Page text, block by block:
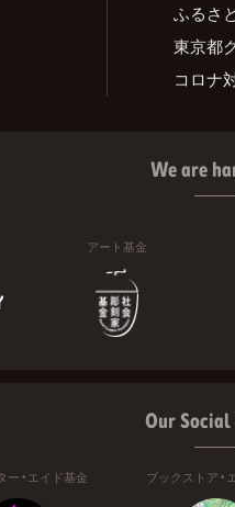
ふるさ
東京都
コロナ
We are
アート基金
Our
ー・エイド基金 ブックストア・